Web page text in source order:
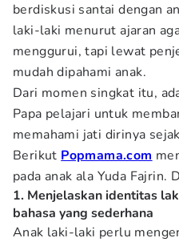
berdiskusi santai dengan
laki-laki menurut ajaran
menggurui, tapi lewat
mudah dipahami anak.
Dari momen singkat itu,
Papa pelajari untuk
memahami jati dirinya
Berikut Popmama.com
pada anak ala Yuda Fajrin.
1. Menjelaskan identitas
bahasa yang sederhana
Anak laki-laki perlu